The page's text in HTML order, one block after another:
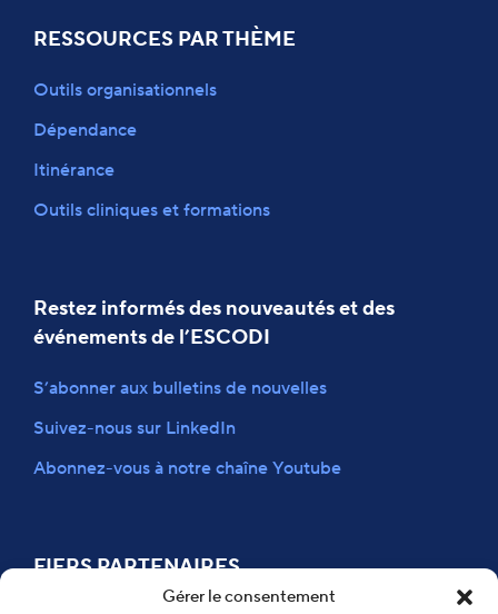
Gérer le consentement
RESSOURCES PAR THÈME
Outils organisationnels
Dépendance
Itinérance
Outils cliniques et formations
Restez informés des nouveautés et des
événements de l’ESCODI
S’abonner aux bulletins de nouvelles
Suivez-nous sur LinkedIn
Abonnez-vous à notre chaîne Youtube
FIERS PARTENAIRES